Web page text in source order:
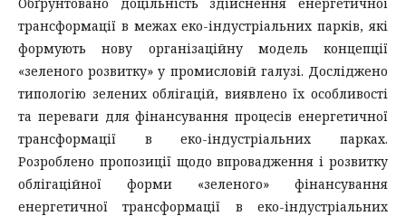
трансформації в межах еко-індустріальних парків, які
формують нову організаційну модель концепції
«зеленого розвитку» у промисловій галузі. Досліджено
типологію зелених облігацій, виявлено їх особливості
та переваги для фінансування процесів енергетичної
трансформації в еко-індустріальних парках.
Розроблено пропозиції щодо впровадження і розвитку
облігаційної форми «зеленого» фінансування
енергетичної трансформації в еко-індустріальних